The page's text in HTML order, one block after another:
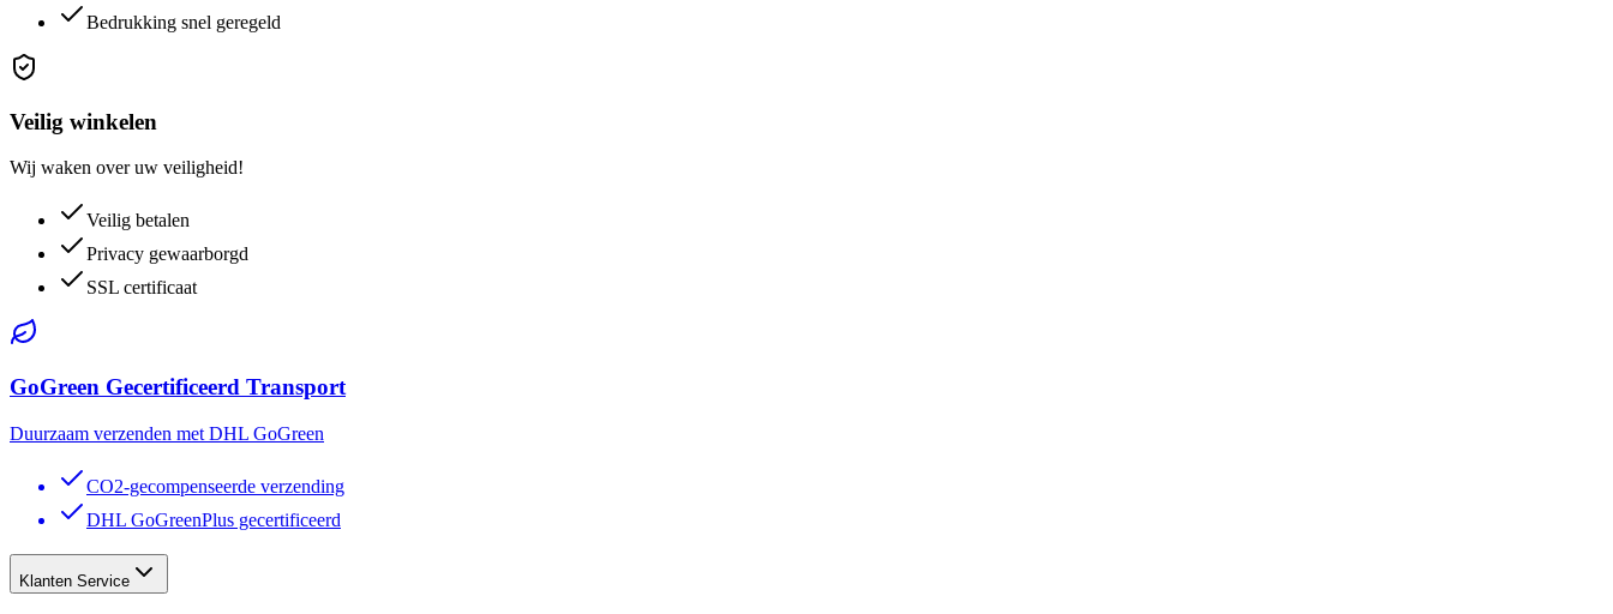
Bedrukking snel geregeld
Veilig winkelen
Wij waken over uw veiligheid!
Veilig betalen
Privacy gewaarborgd
SSL certificaat
GoGreen Gecertificeerd Transport
Duurzaam verzenden met DHL GoGreen
CO2-gecompenseerde verzending
DHL GoGreenPlus gecertificeerd
Klanten Service